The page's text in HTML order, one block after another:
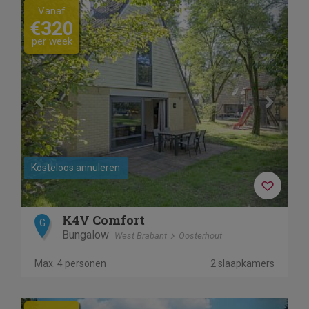
Previous Next
Kosteloos annuleren
Vanaf
€320
per week
G K4V Comfort
Bungalow West Brabant Oosterhout
Max. 4 personen 2 slaapkamers